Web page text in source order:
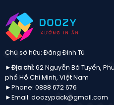
mẫu hộp đang được
handmade, beauty
Chủ sở hữu: Đăng Đình Tú
►Địa chỉ: 62 Nguyễn Bá Tuyển,
phố Hồ Chí Minh, Việt Nam
►Phone: 0888 672 676
►Email: doozypack@gmail.com